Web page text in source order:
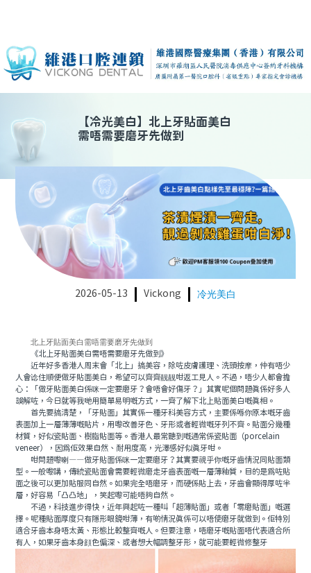
【冷光美白】 北上牙貼面美白
需唔需要磨牙先做到
2026-05-13 Vickong 冷光美白
北上牙貼面美白需唔需要磨牙先做到
《北上牙貼面美白需唔需要磨牙先做到》
近年好多香港人周末會「北上」搞美容，除咗皮膚護理、洗頭按摩，仲有唔少
人會谂住順便做牙貼面美白，希望可以齊齊靓靓咁返工見人。不過，唔少人都會擔
心：「做牙貼面美白係咪一定要磨牙？會唔會好傷牙？」其實呢個問題真係好多人
誤解咗，今日就等我哋用簡單易明嘅方式，一齊了解下北上貼面美白嘅真相。
首先要搞清楚，「牙貼面」其實係一種牙科美容方式，主要係喺你原本嘅牙齒
表面加上一層薄薄嘅貼片，用嚟改善牙色、牙形或者輕微嘅牙列不齊。貼面分幾種
材質，好似瓷貼面、樹脂貼面等。香港人最常聽到嘅通常係瓷貼面（porcelain
veneer），因爲佢效果自然、耐用度高，光澤感好似真牙咁。
咁問題嚟喇——做牙貼面係咪一定要磨牙？其實要視乎你嘅牙齒情況同貼面類
型。一般嚟講，傳統瓷貼面會需要輕微磨走牙齒表面嘅一層薄釉質，目的是爲咗貼
面之後可以更加貼服同自然。如果完全唔磨牙，而硬係貼上去，牙齒會顯得厚咗半
層，好容易「凸凸地」，笑起嚟可能唔夠自然。
不過，科技進步得快，近年興起咗一種叫「超薄貼面」或者「零磨貼面」嘅選
擇。呢種貼面厚度只有隱形眼鏡咁薄，有啲情況真係可以唔使磨牙就做到。佢特別
適合牙齒本身唔太黃、形態比較整齊嘅人。但要注意，唔磨牙嘅貼面唔代表適合所
有人，如果牙齒本身顔色偏深、或者想大幅調整牙形，就可能要輕微修整牙